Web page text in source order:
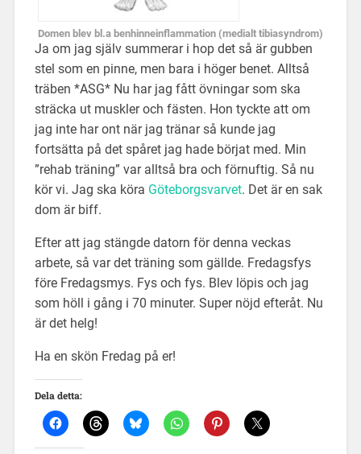
Domen blev bl.a benhinneinflammation (medialt tibiasyndrom)
Ja om jag själv summerar i hop det så är gubben
stel som en pinne, men bara i höger benet. Alltså
träben *ASG* Nu har jag fått övningar som ska
sträcka ut muskler och fästen. Hon tyckte att om
jag inte har ont när jag tränar så kunde jag
fortsätta på det spåret jag hade börjat med. Min
”rehab träning” var alltså bra och förnuftig. Så nu
kör vi. Jag ska köra Göteborgsvarvet. Det är en sak
dom är biff.
Efter att jag stängde datorn för denna veckas
arbete, så var det träning som gällde. Fredagsfys
före Fredagsmys. Fys och fys. Blev löpis och jag
som höll i gång i 70 minuter. Super nöjd efteråt. Nu
är det helg!
Ha en skön Fredag på er!
Dela detta: